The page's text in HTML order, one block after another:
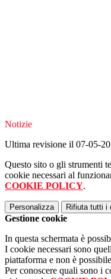
Notizie
Ultima revisione il 07-05-
Questo sito o gli strumenti
cookie necessari al
COOKIE POLICY.
Personalizza Rifiuta tutti i
Gestione cookie
In questa schermata è
I cookie necessari sono
piattaforma e non è
Per conoscere quali sono i